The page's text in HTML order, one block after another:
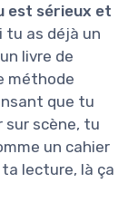
est sérieux et
tu as déjà un
livre de
méthode
que tu
sur scène, tu
un cahier
lecture, là ça